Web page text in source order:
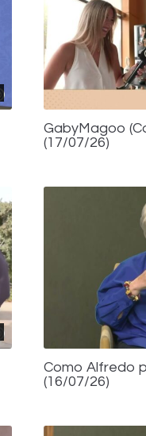
GabyMagoo
(17/07/26)
Como Alfredo
(16/07/26)